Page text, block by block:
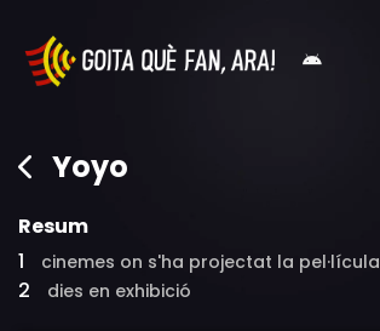
Yoyo
Resum
1
cinemes on s'ha projectat la pel·lícula
2 dies en exhibició